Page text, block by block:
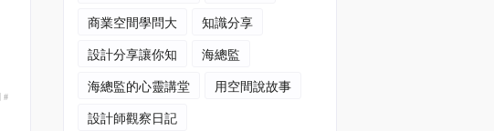
#
商業空間學問大
知識分享
設計分享讓你知
海總監
海總監的心靈講堂
用空間說故事
設計師觀察日記